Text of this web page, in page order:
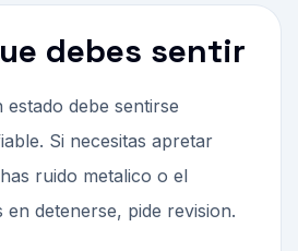
debes sentir
debe sentirse
Si necesitas apretar
ruido metalico o el
detenerse, pide revision.